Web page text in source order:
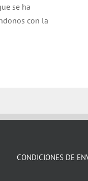
se ha
con la
CONDICIONES DE